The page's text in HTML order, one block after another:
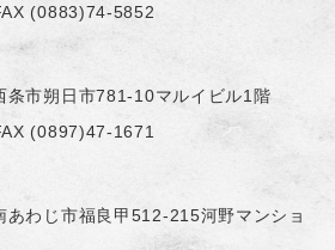
(0883)74-5852
市朔日市781-10マルイビル1階
(0897)47-1671
わじ市福良甲512-215河野マンショ